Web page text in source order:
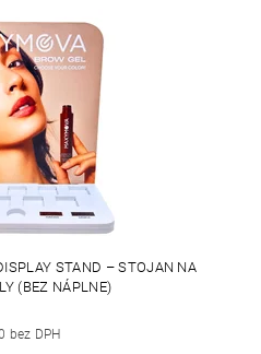
STAND – STOJAN NA
(BEZ NÁPLNE)
bez DPH